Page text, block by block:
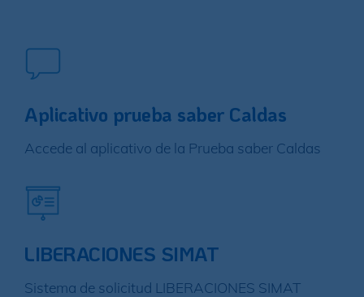
Aplicativo prueba saber Caldas
Accede al aplicativo de la Prueba saber Caldas
LIBERACIONES SIMAT
Sistema de solicitud LIBERACIONES SIMAT